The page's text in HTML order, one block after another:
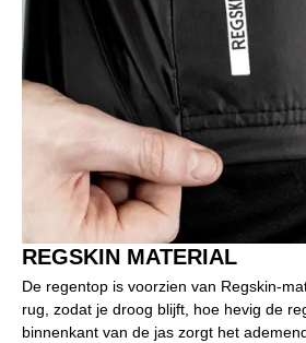
REGSKIN MATERIAL
De regentop is voorzien van Regskin-
rug, zodat je droog blijft, hoe hevig de
binnenkant van de jas zorgt het